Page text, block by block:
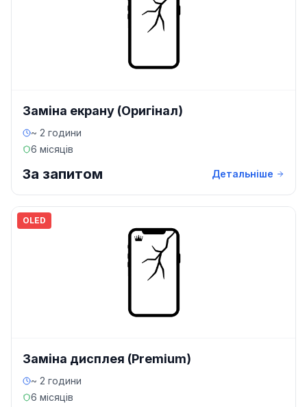
Заміна екрану (Оригінал)
~ 2 години
6 місяців
За запитом Детальніше
OLED
Заміна дисплея (Premium)
~ 2 години
6 місяців